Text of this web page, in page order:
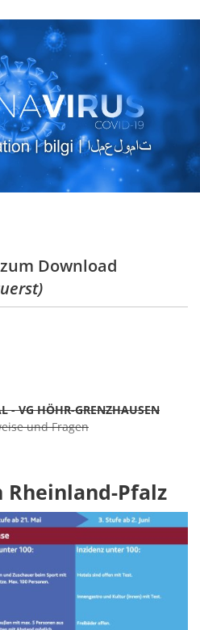
Download
- VG HÖHR-GRENZHAUSEN
und Fragen
Pfalz